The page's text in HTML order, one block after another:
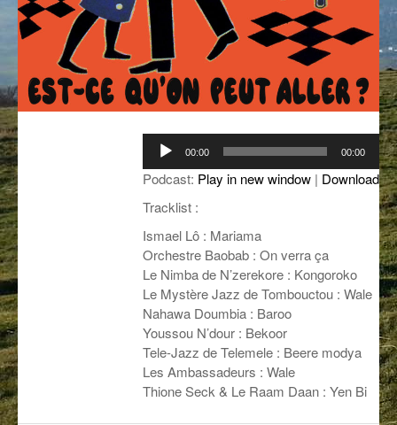
GROOVE N SUN
IL ÉTAIT UNE FOIS
L’ASTUCE DE LA PORTE EN BOIS
LA SOUTERRAINE
MUSIQUE DES ANTIPODES
PLUS DE MIX
Lecteur
audio
00:00 00:00
Podcast: Play in new window | Download
Tracklist :
Ismael Lô : Mariama
Orchestre Baobab : On verra ça
Le Nimba de N’zerekore : Kongoroko
Le Mystère Jazz de Tombouctou : Wale
Nahawa Doumbia : Baroo
Youssou N’dour : Bekoor
Tele-Jazz de Telemele : Beere modya
Les Ambassadeurs : Wale
Thione Seck & Le Raam Daan : Yen Bi